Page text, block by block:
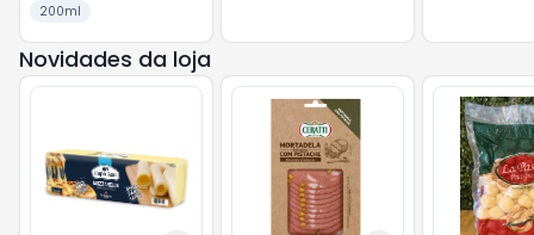
200ml
Novidades da loja